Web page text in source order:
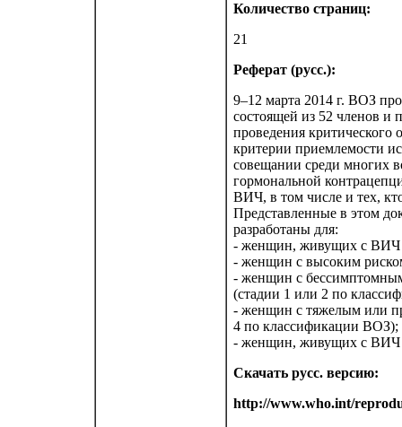
Количество страниц:
21
Реферат (русс.):
9–12 марта 2014 г. ВОЗ
состоящей из 52 членов и
проведения критического
критерии приемлемости
совещании среди многих
гормональной
ВИЧ, в том числе и тех,
Представленные в этом
разработаны для:
- женщин, живущих с ВИЧ
- женщин с высоким
- женщин с
(стадии 1 или 2 по
- женщин с тяжелым или
4 по классификации ВОЗ);
- женщин, живущих с ВИЧ
Скачать русс. версию:
http://www.who.int/